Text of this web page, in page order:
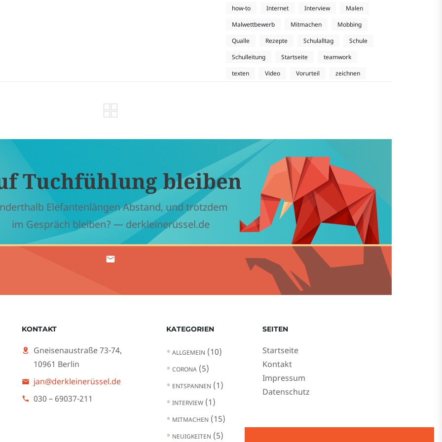
how-to Internet Interview
Malen
Malwettbewerb
Mitmachen
Mobbing
Qualle
Rezepte Schulalltag
Schule
Schulleitung
Startseite
teamwork
texten
Video Vorurteil zeichnen
Tuchfühlung bleiben
Elefantenlängen Abstand, und trotzdem
im Gespräch bleiben? — derkleinerüssel.de
KONTAKT
Gneisenaustraße 73-74,
10961 Berlin
jan@derkleinerüssel.de
030 – 69037-211
KATEGORIEN
ALLGEMEIN (10)
CORONA(5)
ENTSPANNEN (1)
INTERVIEW(1)
MITMACHEN (15)
NEUIGKEITEN (5)
SEITEN
Startseite
Kontakt
Impressum
Datenschutz